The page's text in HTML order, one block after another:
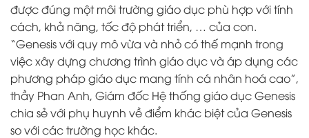
được đúng một môi trường giáo dục phù hợp với tính
cách, khả năng, tốc độ phát triển, … của con.
“Genesis với quy mô vừa và nhỏ có thế mạnh trong
việc xây dựng chương trình giáo dục và áp dụng các
phương pháp giáo dục mang tính cá nhân hoá cao”,
thầy Phan Anh, Giám đốc Hệ thống giáo dục Genesis
chia sẻ với phụ huynh về điểm khác biệt của Genesis
so với các trường học khác.